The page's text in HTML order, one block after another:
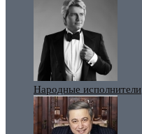
Народные исполнители